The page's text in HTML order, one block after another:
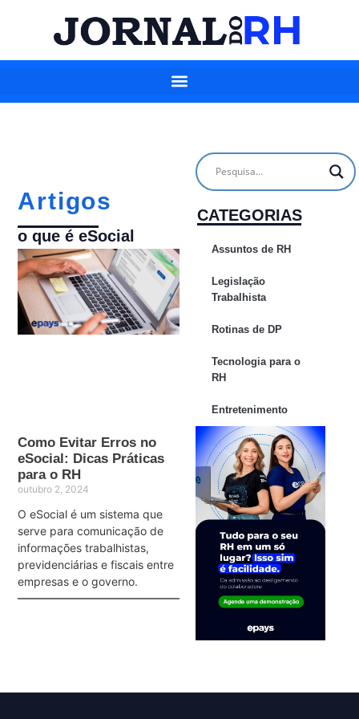
Artigos
o que é eSocial
Como Evitar Erros no
eSocial: Dicas Práticas
para o RH
outubro 2, 2024
O eSocial é um sistema que
serve para comunicação de
informações trabalhistas,
previdenciárias e fiscais entre
empresas e o governo.
CATEGORIAS
Assuntos de RH
Legislação
Trabalhista
Rotinas de DP
Tecnologia para o
RH
Entretenimento